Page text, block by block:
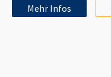
Mehr Infos